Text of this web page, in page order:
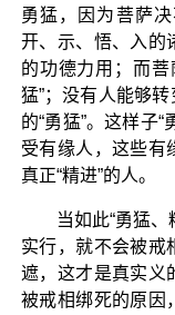
勇猛，因为菩萨
开、示、悟、入的
的功德力用；而
猛”；没有人能够
的“勇猛”。这样子
受有缘人，这些有
真正“精进”的人。
当如此“勇猛
实行，就不会被戒
遮，这才是真实义
被戒相绑死的原因